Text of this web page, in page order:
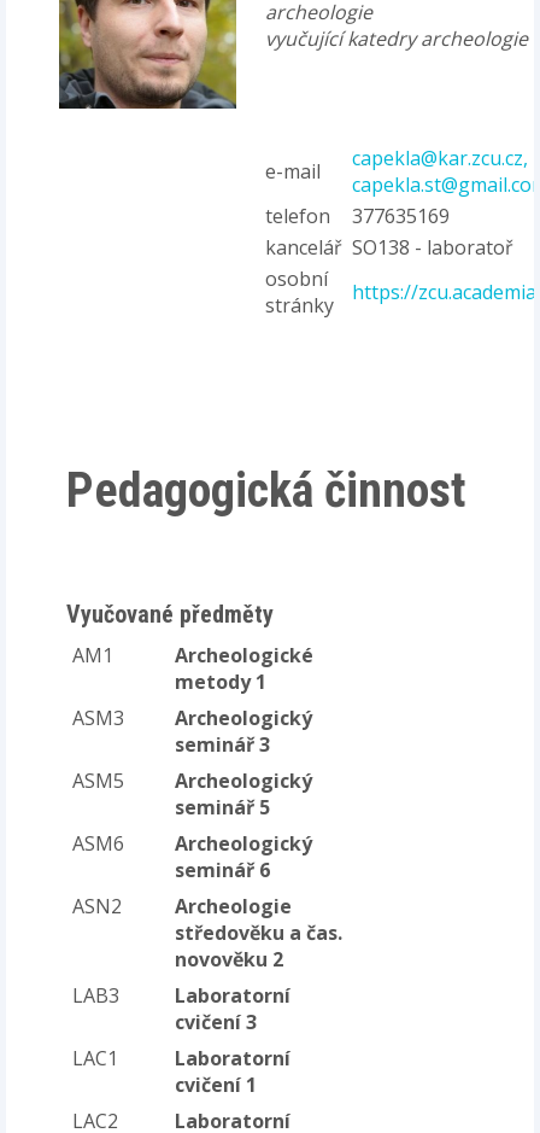
archeologie
vyučující katedry archeologie
e-mail
capekla@kar.zcu.cz,
telefon
377635169
kancelář SO138 - laboratoř
osobní
stránky
https://
Pedagogická činnost
Vyučované předměty
AM1
Archeologické
metody 1
ASM3
Archeologický
seminář 3
ASM5
Archeologický
seminář 5
ASM6
Archeologický
seminář 6
ASN2
Archeologie
středověku a čas.
novověku 2
LAB3
Laboratorní
cvičení 3
LAC1
Laboratorní
cvičení 1
LAC2
Laboratorní